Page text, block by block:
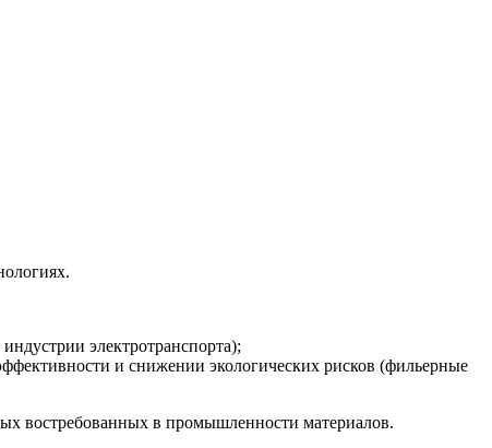
электротранспорта);
и снижении экологических рисков (фильерные
востребованных в промышленности материалов.